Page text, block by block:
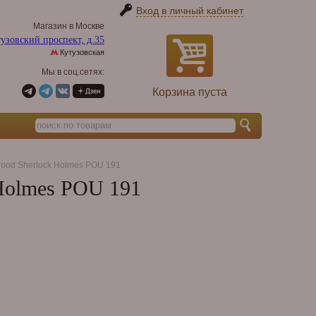
Вход в личный кабинет
Корзина пуста
Магазин в Москве
проспект, д.35
Кутузовская
Мы в соц.сетях:
Sherlock Holmes POU 191
POU 191